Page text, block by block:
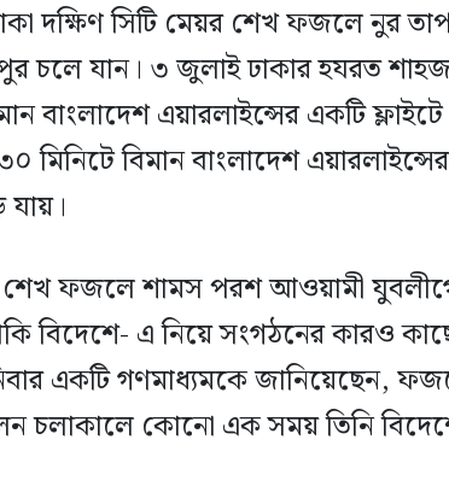
দক্ষিণ সিটি মেয়র শেখ ফজলে নুর
চলে যান। ৩ জুলাই ঢাকার হযরত
বাংলাদেশ এয়ারলাইন্সের একটি ফ্লাইটে
মিনিটে বিমান বাংলাদেশ
যায়।
ফজলে শামস পরশ আওয়ামী
বিদেশে- এ নিয়ে সংগঠনের কারও
একটি গণমাধ্যমকে জানিয়েছেন,
চলাকালে কোনো এক সময় তিনি